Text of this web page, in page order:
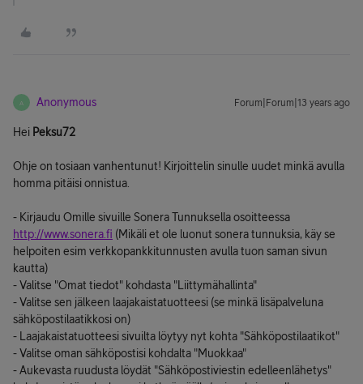
A Anonymous Forum|Forum|13 years ago
Hei Peksu72
Ohje on tosiaan vanhentunut! Kirjoittelin sinulle uudet minkä avulla
homma pitäisi onnistua.
- Kirjaudu Omille sivuille Sonera Tunnuksella osoitteessa
http://www.sonera.fi (Mikäli et ole luonut sonera tunnuksia, käy se
helpoiten esim verkkopankkitunnusten avulla tuon saman sivun
kautta)
- Valitse "Omat tiedot" kohdasta "Liittymähallinta"
- Valitse sen jälkeen laajakaistatuotteesi (se minkä lisäpalveluna
sähköpostilaatikkosi on)
- Laajakaistatuotteesi sivuilta löytyy nyt kohta "Sähköpostilaatikot"
- Valitse oman sähköpostisi kohdalta "Muokkaa"
- Aukevasta ruudusta löydät "Sähköpostiviestin edelleenlähetys"